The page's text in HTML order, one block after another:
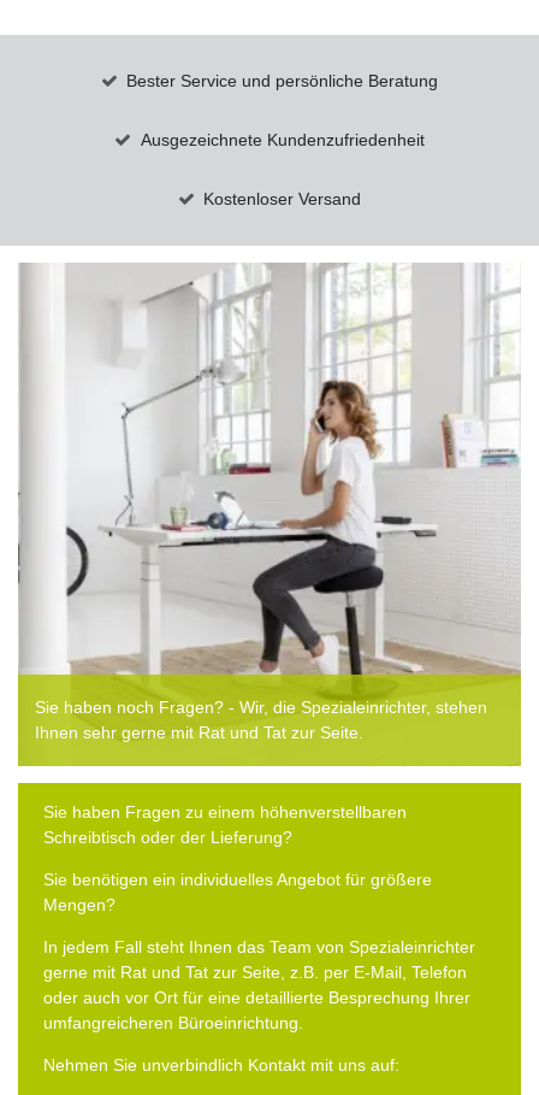
Bester Service und persönliche Beratung
Ausgezeichnete Kundenzufriedenheit
Kostenloser Versand
Sie haben noch Fragen? - Wir, die Spezialeinrichter, stehen
Ihnen sehr gerne mit Rat und Tat zur Seite.
Sie haben Fragen zu einem höhenverstellbaren
Schreibtisch oder der Lieferung?
Sie benötigen ein individuelles Angebot für größere
Mengen?
In jedem Fall steht Ihnen das Team von Spezialeinrichter
gerne mit Rat und Tat zur Seite, z.B. per E-Mail, Telefon
oder auch vor Ort für eine detaillierte Besprechung Ihrer
umfangreicheren Büroeinrichtung.
Nehmen Sie unverbindlich Kontakt mit uns auf: